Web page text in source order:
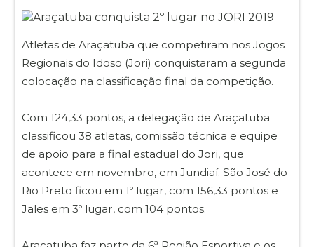
Atletas de Araçatuba que competiram nos Jogos
Regionais do Idoso (Jori) conquistaram a segunda
colocação na classificação final da competição.
Com 124,33 pontos, a delegação de Araçatuba
classificou 38 atletas, comissão técnica e equipe
de apoio para a final estadual do Jori, que
acontece em novembro, em Jundiaí. São José do
Rio Preto ficou em 1º lugar, com 156,33 pontos e
Jales em 3º lugar, com 104 pontos.